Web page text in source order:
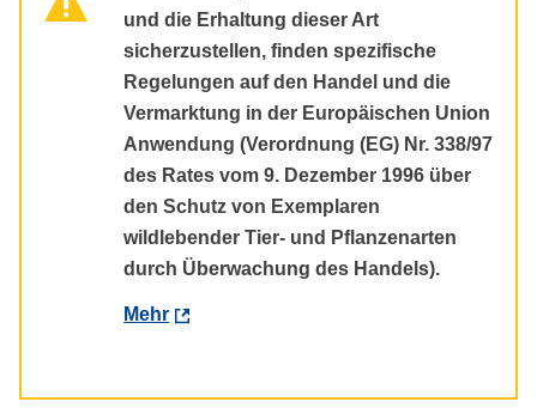
und die Erhaltung dieser Art
sicherzustellen, finden spezifische
Regelungen auf den Handel und die
Vermarktung in der Europäischen Union
Anwendung (Verordnung (EG) Nr. 338/97
des Rates vom 9. Dezember 1996 über
den Schutz von Exemplaren
wildlebender Tier- und Pflanzenarten
durch Überwachung des Handels).
Mehr